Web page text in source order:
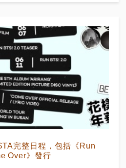
完整日程，包括《Run
Over》發行